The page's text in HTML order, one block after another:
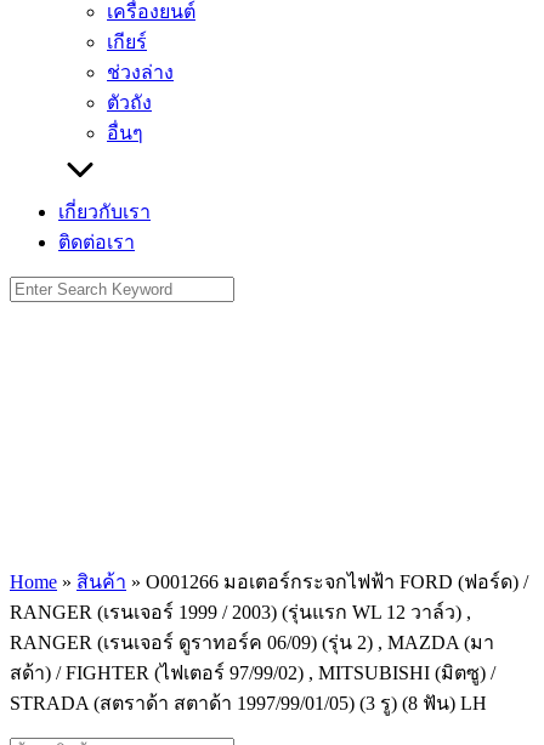
เครื่องยนต์
เกียร์
ช่วงล่าง
ตัวถัง
อื่นๆ
เกี่ยวกับเรา
ติดต่อเรา
Search
for:
Home » สินค้า » O001266 มอเตอร์กระจกไฟฟ้า FORD (ฟอร์ด) /
RANGER (เรนเจอร์ 1999 / 2003) (รุ่นแรก WL 12 วาล์ว) ,
RANGER (เรนเจอร์ ดูราทอร์ค 06/09) (รุ่น 2) , MAZDA (มา
สด้า) / FIGHTER (ไฟเตอร์ 97/99/02) , MITSUBISHI (มิตซู) /
STRADA (สตราด้า สตาด้า 1997/99/01/05) (3 รู) (8 ฟัน) LH